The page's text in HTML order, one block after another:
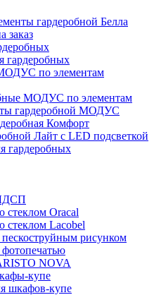
гардеробной Белла
заказ
гардеробных
по элементам
МОДУС по элементам
гардеробной МОДУС
Комфорт
Лайт с LED подсветкой
гардеробных
Oracal
Lacobel
рисунком
NOVA
купе
шкафов-купе